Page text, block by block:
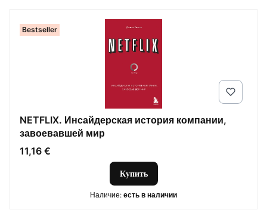
Bestseller
NETFLIX. Инсайдерская история компании,
завоевавшей мир
Цена
11,16 €
Купить
Наличие: есть в наличии